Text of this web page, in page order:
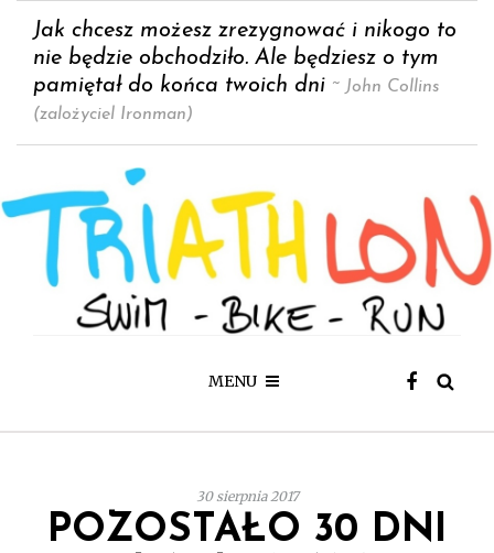
Jak chcesz możesz zrezygnować i nikogo to
nie będzie obchodziło. Ale będziesz o tym
pamiętał do końca twoich dni ~ John Collins
(zalożyciel Ironman)
MENU
30 sierpnia 2017
POZOSTAŁO 30 DNI